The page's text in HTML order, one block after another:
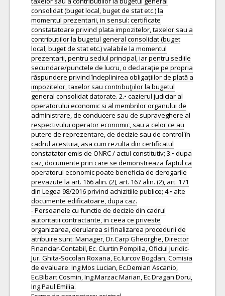
consolidat (buget local, buget de stat etc.) la
momentul prezentarii, in sensul: certificate
constatatoare privind plata impozitelor, taxelor sau a
contributiilor la bugetul general consolidat (buget
local, buget de stat etc.) valabile la momentul
prezentarii, pentru sediul principal, iar pentru sediile
secundare/punctele de lucru, o declaraţie pe propria
răspundere privind îndeplinirea obligaţiilor de plată a
impozitelor, taxelor sau contribuţiilor la bugetul
general consolidat datorate. 2.• cazierul judiciar al
operatorului economic si al membrilor organului de
administrare, de conducere sau de supraveghere al
respectivului operator economic, sau a celor ce au
putere de reprezentare, de decizie sau de control în
cadrul acestuia, asa cum rezulta din certificatul
constatator emis de ONRC / actul constitutiv; 3.• dupa
caz, documente prin care se demonstreaza faptul ca
operatorul economic poate beneficia de derogarile
prevazute la art. 166 alin. (2), art. 167 alin. (2), art. 171
din Legea 98/2016 privind achizitiile publice; 4.• alte
documente edificatoare, dupa caz.
- Persoanele cu functie de decizie din cadrul
autoritatii contractante, in ceea ce priveste
organizarea, derularea si finalizarea procedurii de
atribuire sunt: Manager, Dr.Carp Gheorghe, Director
Financiar-Contabil, Ec. Ciurtin Pompilia, Oficiul Juridic-
Jur. Ghita-Socolan Roxana, Ec.Iurcov Bogdan, Comisia
de evaluare: Ing.Mos Lucian, Ec.Demian Ascanio,
Ec.Bibart Cosmin, Ing.Marzac Marian, Ec.Dragan Doru,
Ing.Paul Emilia.